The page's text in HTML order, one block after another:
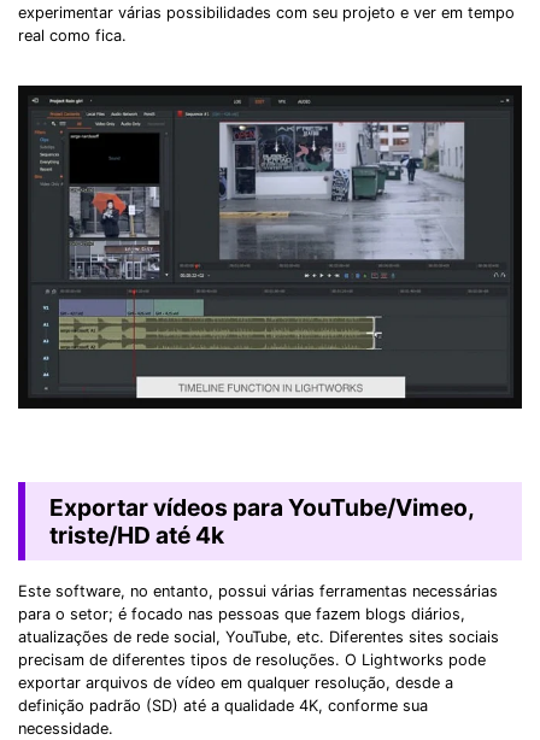
experimentar várias possibilidades com seu projeto e ver em tempo
real como fica.
Exportar vídeos para YouTube/Vimeo,
triste/HD até 4k
Este software, no entanto, possui várias ferramentas necessárias
para o setor; é focado nas pessoas que fazem blogs diários,
atualizações de rede social, YouTube, etc. Diferentes sites sociais
precisam de diferentes tipos de resoluções. O Lightworks pode
exportar arquivos de vídeo em qualquer resolução, desde a
definição padrão (SD) até a qualidade 4K, conforme sua
necessidade.